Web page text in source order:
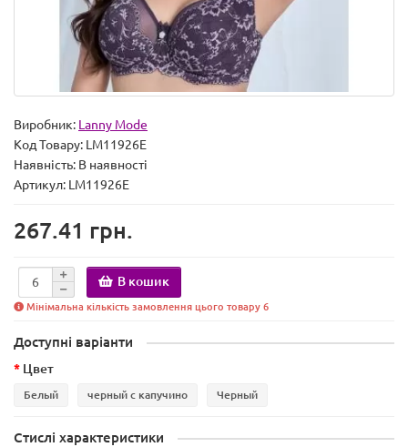
Виробник: Lanny Mode
Код Товару: LM11926E
Наявність: В наявності
Артикул: LM11926E
267.41 грн.
В кошик
Мінімальна кількість замовлення цього товару 6
Доступні варіанти
Цвет
Белый черный с капучино Черный
Стислі характеристики